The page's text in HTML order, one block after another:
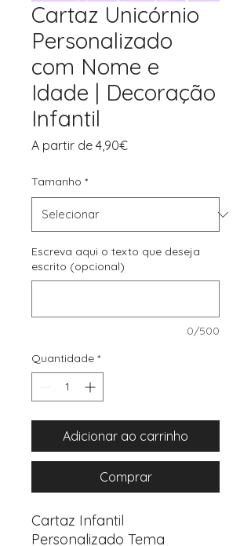
Cartaz Unicórnio
Personalizado
com Nome e
Idade | Decoração
Infantil
A partir de 4,90€Preço
Tamanho *
Escreva aqui o texto que deseja
escrito (opcional)
0/500
Quantidade *
Adicionar ao carrinho
Comprar
Cartaz Infantil
Personalizado Tema